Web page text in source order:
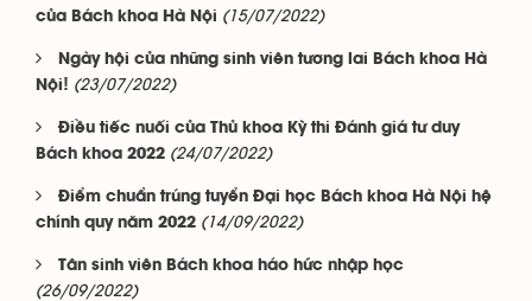
của Bách khoa Hà Nội (15/07/2022)
Ngày hội của những sinh viên tương lai Bách khoa Hà
Nội! (23/07/2022)
Điều tiếc nuối của Thủ khoa Kỳ thi Đánh giá tư duy
Bách khoa 2022 (24/07/2022)
Điểm chuẩn trúng tuyển Đại học Bách khoa Hà Nội hệ
chính quy năm 2022 (14/09/2022)
Tân sinh viên Bách khoa háo hức nhập học
(26/09/2022)